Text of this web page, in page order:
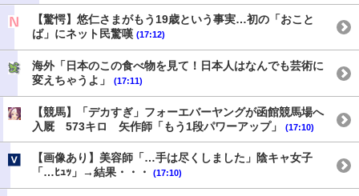
【驚愕】悠仁さまがもう19歳という事実…初の「おこと
ば」にネット民驚嘆 (17:12)
海外「日本のこの食べ物を見て！日本人はなんでも芸術に
変えちゃうよ」
(17:11)
【競馬】「デカすぎ」フォーエバーヤングが函館競馬場へ
入厩 573キロ 矢作師「もう1段パワーアップ」
(17:10)
【画像あり】美容師「…手は尽くしました」陰キャ女子
「…ﾋｭｯ」→結果・・・
(17:10)